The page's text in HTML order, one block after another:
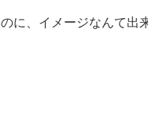
に、イメージなんて出